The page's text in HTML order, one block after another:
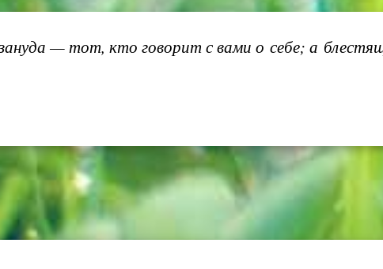
— тот, кто говорит с вами о себе; а